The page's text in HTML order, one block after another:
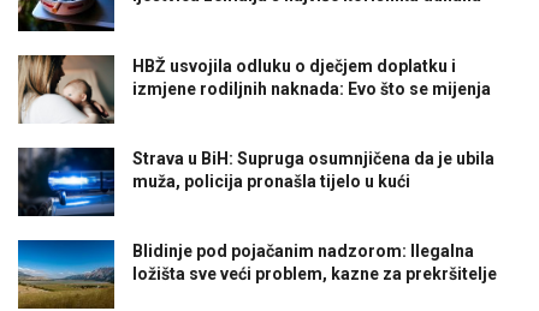
HBŽ usvojila odluku o dječjem doplatku i
izmjene rodiljnih naknada: Evo što se mijenja
Strava u BiH: Supruga osumnjičena da je ubila
muža, policija pronašla tijelo u kući
Blidinje pod pojačanim nadzorom: Ilegalna
ložišta sve veći problem, kazne za prekršitelje